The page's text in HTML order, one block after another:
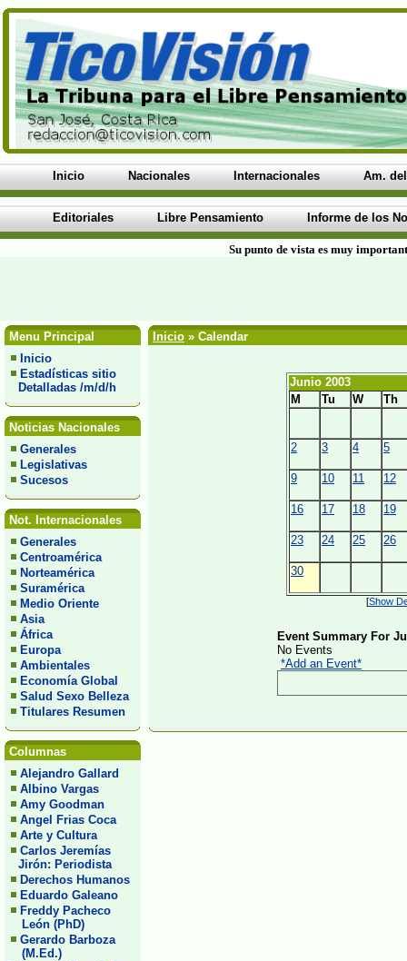
Inicio Nacionales Internacionales Am.
Editoriales Libre Pensamiento Informe de los
Su punto de vista es muy
Menu Principal
Inicio
Estadísticas sitio
Detalladas /m/d/h
Noticias Nacionales
Generales
Legislativas
Sucesos
Not. Internacionales
Generales
Centroamérica
Norteamérica
Suramérica
Medio Oriente
Asia
África
Europa
Ambientales
Economía Global
Salud Sexo Belleza
Titulares Resumen
Columnas
Alejandro Gallard
Albino Vargas
Amy Goodman
Angel Frias Coca
Arte y Cultura
Carlos Jeremías
Jirón: Periodista
Derechos Humanos
Eduardo Galeano
Freddy Pacheco
León (PhD)
Gerardo Barboza
(M.Ed.)
Inicio » Calendar
Junio 2003
M
Tu W Th
2 3 4 5
9 10 11 12
16 17 18 19
23 24 25 26
30
[Show
Event Summary For
No Events
*Add an Event*